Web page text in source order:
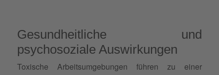
Gesundheitliche und
psychosoziale Auswirkungen
Toxische Arbeitsumgebungen führen zu einer